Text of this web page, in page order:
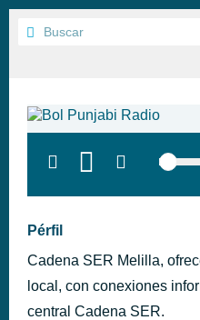
Pérfil
Cadena SER Melilla,
local, con conexiones
central Cadena SER.